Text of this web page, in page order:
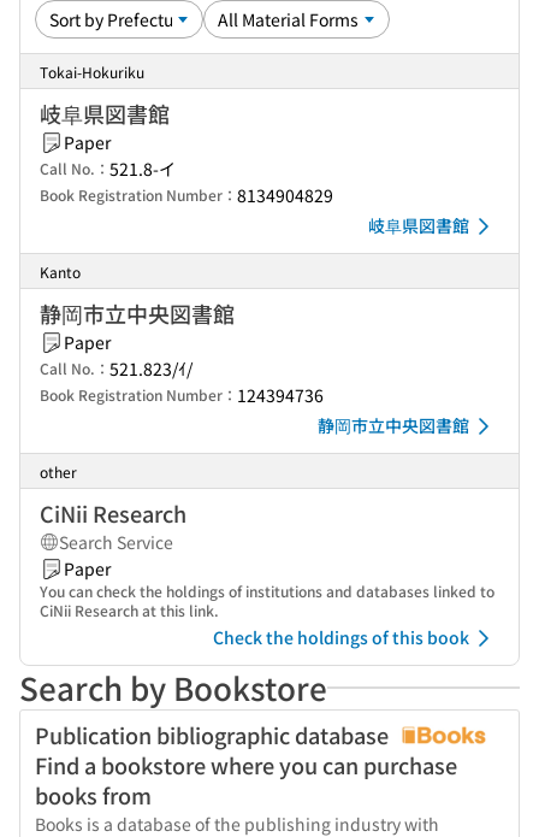
Tokai-Hokuriku
岐阜県図書館
Paper
Call No.： 521.8-イ
Book Registration Number： 8134904829
岐阜県図書館
Kanto
静岡市立中央図書館
Paper
Call No.： 521.823/ｲ/
Book Registration Number： 124394736
静岡市立中央図書館
other
CiNii Research
Search Service
Paper
You can check the holdings of institutions and databases linked to
CiNii Research at this link.
Check the holdings of this book
Search by Bookstore
Publication bibliographic database
Find a bookstore where you can purchase
books from
Books is a database of the publishing industry with